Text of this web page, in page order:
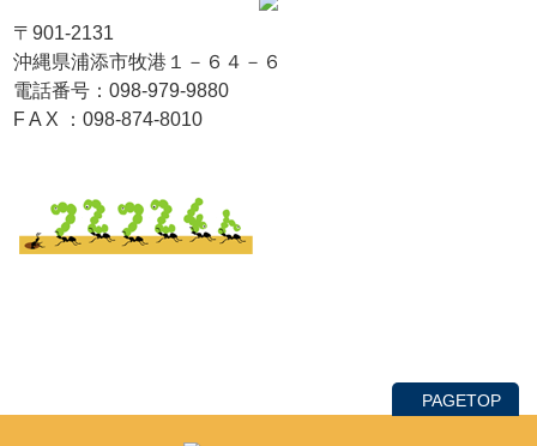
〒901-2131
沖縄県浦添市牧港１－６４－６
電話番号：098-979-9880
F A X ：098-874-8010
PAGETOP